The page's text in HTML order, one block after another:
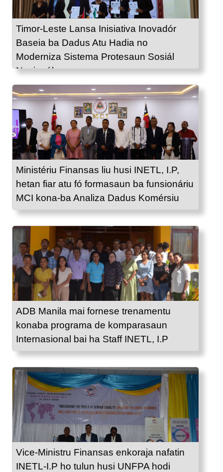
Timor-Leste Lansa Inisiativa Inovadór
Baseia ba Dadus Atu Hadia no
Moderniza Sistema Protesaun Sosiál
Nasionál
Ministériu Finansas liu husi INETL, I.P,
hetan fiar atu fó formasaun ba funsionáriu
MCI kona-ba Analiza Dadus Komérsiu
ADB Manila mai fornese trenamentu
konaba programa de komparasaun
Internasional bai ha Staff INETL, I.P
Vice-Ministru Finansas enkoraja nafatin
INETL-I.P ho tulun husi UNFPA hodi